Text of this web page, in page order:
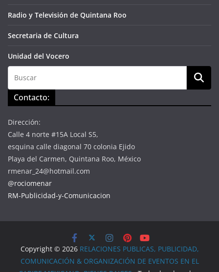
Radio y Televisión de Quintana Roo
Secretaria de Cultura
Unidad del Vocero
Contacto:
Dirección:
Calle 4 norte #15A Local S5,
esquina calle diagonal 70 colonia Ejido
Playa del Carmen, Quintana Roo, México
rmenar_24@hotmail.com
@rociomenar
RM-Publicidad-y-Comunicacion
Copyright © 2026 RELACIONES PUBLICAS, PUBLICIDAD,
COMUNICACIÓN & ORGANIZACIÓN DE EVENTOS EN EL